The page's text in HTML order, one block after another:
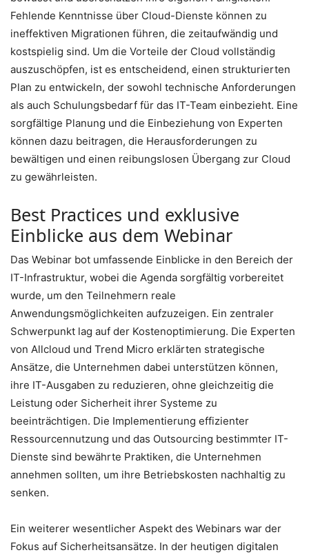
Fehlende Kenntnisse über Cloud-Dienste können zu
ineffektiven Migrationen führen, die zeitaufwändig und
kostspielig sind. Um die Vorteile der Cloud vollständig
auszuschöpfen, ist es entscheidend, einen strukturierten
Plan zu entwickeln, der sowohl technische Anforderungen
als auch Schulungsbedarf für das IT-Team einbezieht. Eine
sorgfältige Planung und die Einbeziehung von Experten
können dazu beitragen, die Herausforderungen zu
bewältigen und einen reibungslosen Übergang zur Cloud
zu gewährleisten.
Best Practices und exklusive
Einblicke aus dem Webinar
Das Webinar bot umfassende Einblicke in den Bereich der
IT-Infrastruktur, wobei die Agenda sorgfältig vorbereitet
wurde, um den Teilnehmern reale
Anwendungsmöglichkeiten aufzuzeigen. Ein zentraler
Schwerpunkt lag auf der Kostenoptimierung. Die Experten
von Allcloud und Trend Micro erklärten strategische
Ansätze, die Unternehmen dabei unterstützen können,
ihre IT-Ausgaben zu reduzieren, ohne gleichzeitig die
Leistung oder Sicherheit ihrer Systeme zu
beeinträchtigen. Die Implementierung effizienter
Ressourcennutzung und das Outsourcing bestimmter IT-
Dienste sind bewährte Praktiken, die Unternehmen
annehmen sollten, um ihre Betriebskosten nachhaltig zu
senken.
Ein weiterer wesentlicher Aspekt des Webinars war der
Fokus auf Sicherheitsansätze. In der heutigen digitalen